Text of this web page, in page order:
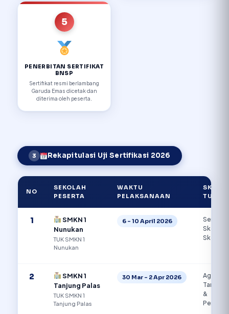
5
PENERBITAN SERTIFIKAT
BNSP
Sertifikat resmi berlambang
Garuda Emas dicetak dan
diterima oleh peserta.
3 Rekapitulasi Uji Sertifikasi 2026
NO
SEKOLAH
PESERTA
WAKTU
PELAKSANAAN
SKEMA
TUK
1
SMKN 1
Nunukan
TUK SMKN 1
Nunukan
6 – 10 April 2026
Semua
Skema
Skema)
2
SMKN 1
Tanjung Palas
TUK SMKN 1
Tanjung Palas
30 Mar – 2 Apr 2026
&